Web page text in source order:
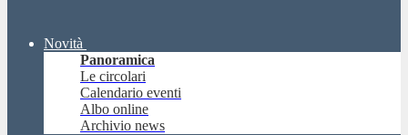
Novità
Panoramica
Le circolari
Calendario eventi
Albo online
Archivio news